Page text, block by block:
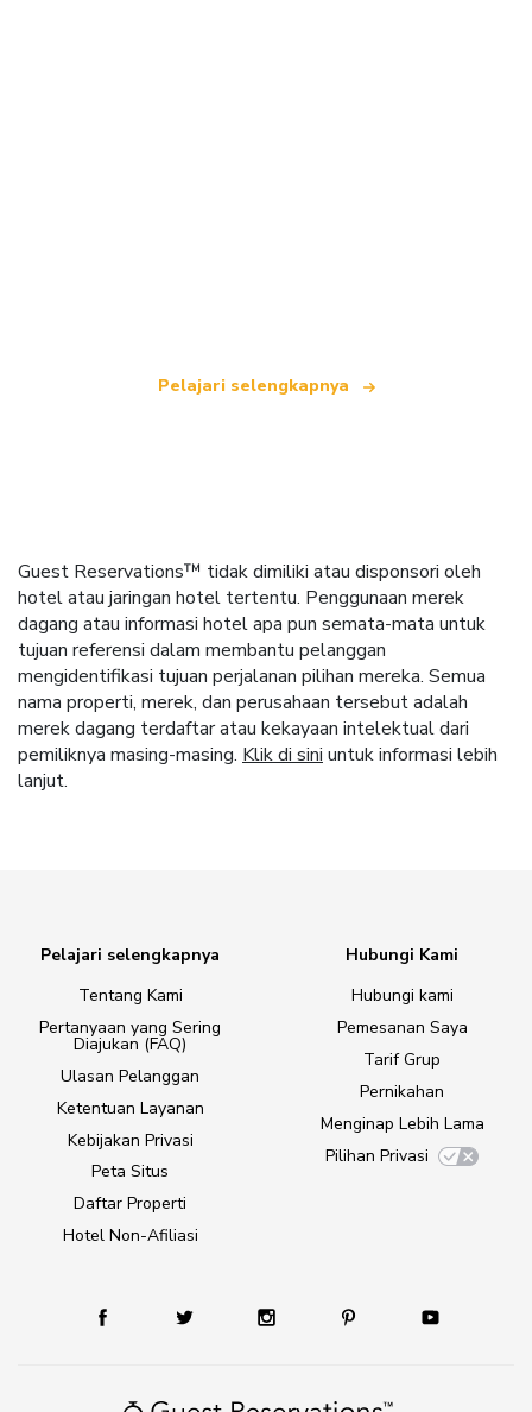
Pelajari selengkapnya
Guest Reservations™ tidak dimiliki atau disponsori oleh
hotel atau jaringan hotel tertentu. Penggunaan merek
dagang atau informasi hotel apa pun semata-mata untuk
tujuan referensi dalam membantu pelanggan
mengidentifikasi tujuan perjalanan pilihan mereka. Semua
nama properti, merek, dan perusahaan tersebut adalah
merek dagang terdaftar atau kekayaan intelektual dari
pemiliknya masing-masing. Klik di sini untuk informasi lebih
lanjut.
Pelajari selengkapnya
Tentang Kami
Pertanyaan yang Sering
Diajukan (FAQ)
Ulasan Pelanggan
Ketentuan Layanan
Kebijakan Privasi
Peta Situs
Daftar Properti
Hotel Non-Afiliasi
Hubungi Kami
Hubungi kami
Pemesanan Saya
Tarif Grup
Pernikahan
Menginap Lebih Lama
Pilihan Privasi